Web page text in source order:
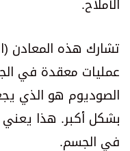
تشارك هذه المعادن
عمليات معقدة في
الصوديوم هو الذي
بشكل أكبر. هذا يعني
في الجسم.